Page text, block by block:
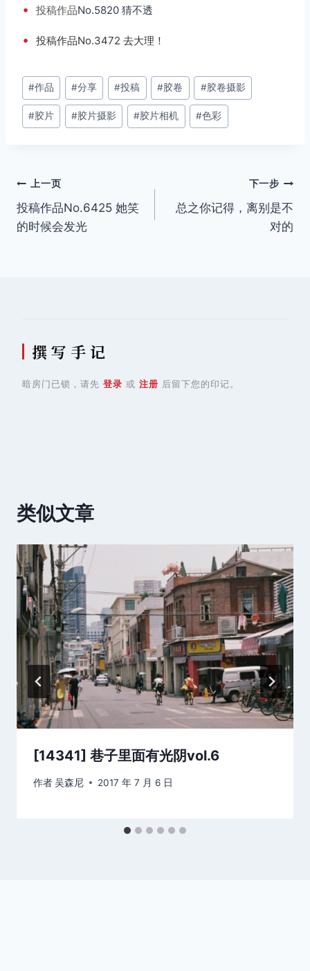
• 投稿作品No.5820 猜不透
• 投稿作品No.3472 去大理！
文
章
标
#作品 #分享 #投稿 #胶卷 #胶卷摄影
#胶片 #胶片摄影 #胶片相机 #色彩
文
章
上一页
投稿作品No.6425 她笑
的时候会发光
下一步
总之你记得，离别是不
对的
撰 写 手 记
暗房门已锁，请先 登录 或 注册 后留下您的印记。
类似文章
[14341] 巷子里面有光阴vol.6
作者吴森尼 2017 年 7 月 6 日